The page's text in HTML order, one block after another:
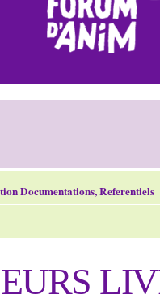
Documentations, Referentiels